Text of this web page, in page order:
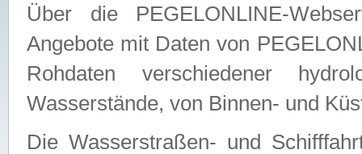
Über die PEGELONLINE-
Angebote mit Daten von
Rohdaten verschiedener
Wasserstände, von Binnen- und
Die Wasserstraßen- und